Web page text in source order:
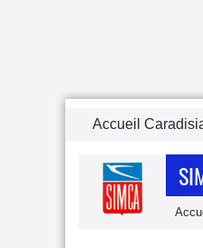
Accueil